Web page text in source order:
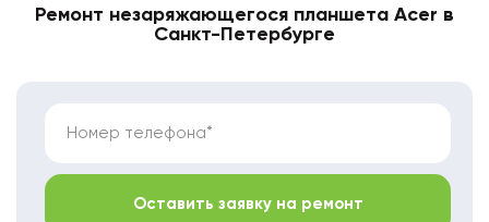
Ремонт незаряжающегося планшета Acer в
Санкт-Петербурге
Номер телефона*
Оставить заявку на ремонт